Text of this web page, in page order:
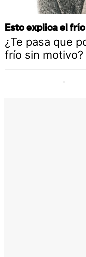
Esto explica el frío
¿Te pasa que
frío sin motivo?